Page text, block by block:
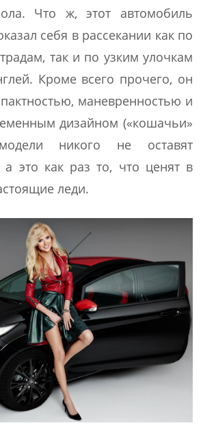
Что ж, этот автомобиль
себя в рассекании как по
так и по узким улочкам
Кроме всего прочего, он
маневренностью и
дизайном («кошачьи»
никого не оставят
это как раз то, что ценят в
леди.